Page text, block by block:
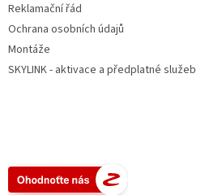
Reklamační řád
Ochrana osobních údajů
Montáže
SKYLINK - aktivace a předplatné služeb